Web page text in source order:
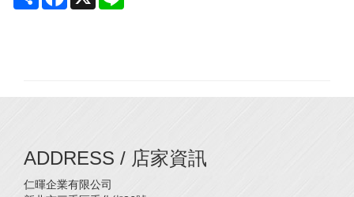
ADDRESS / 店家資訊
仁暉企業有限公司